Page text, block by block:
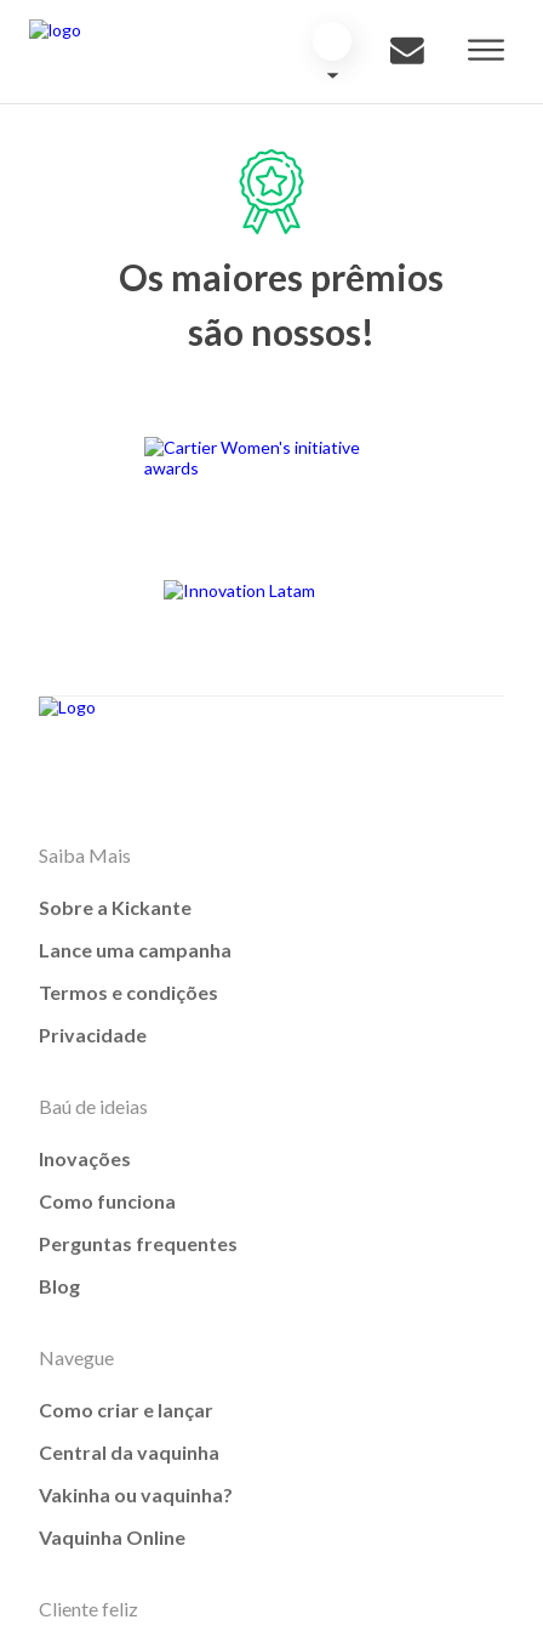
Os maiores prêmios
são nossos!
Saiba Mais
Sobre a Kickante
Lance uma campanha
Termos e condições
Privacidade
Baú de ideias
Inovações
Como funciona
Perguntas frequentes
Blog
Navegue
Como criar e lançar
Central da vaquinha
Vakinha ou vaquinha?
Vaquinha Online
Cliente feliz